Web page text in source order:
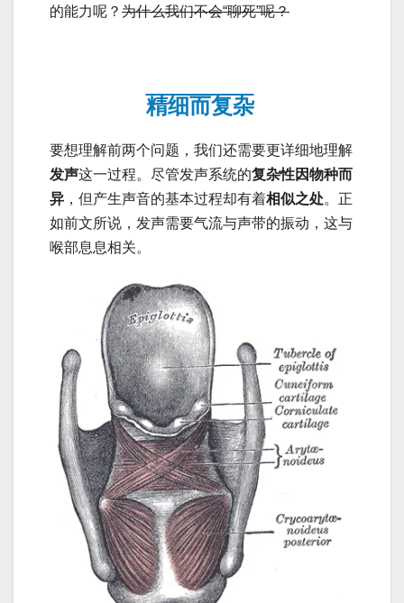
的能力呢？ 为什么我们不会“聊死”呢？
精细而复杂
要想理解前两个问题，我们还需要更详细地理解
发声这一过程。尽管发声系统的复杂性因物种而
异 ，但产生声音的基本过程却有着相似之处。正
如前文所说，发声需要气流与声带的振动，这与
喉部息息相关。